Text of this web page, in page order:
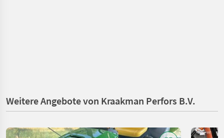
Weitere Angebote von Kraakman Perfors B.V.